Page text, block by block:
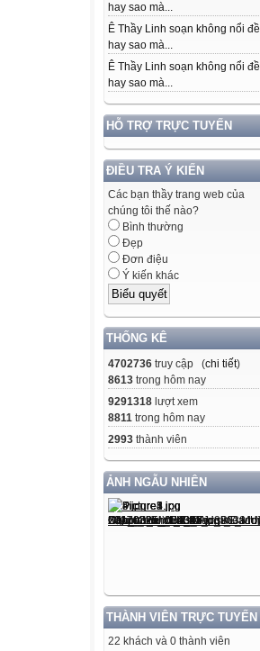
hay sao mà...
Ê Thầy Linh soạn không nổi đề
hay sao mà...
Ê Thầy Linh soạn không nổi đề
hay sao mà...
HỖ TRỢ TRỰC TUYẾN
ĐIỀU TRA Ý KIẾN
Các bạn thầy trang web của
chúng tôi thế nào?
Bình thường
Đẹp
Đơn điệu
Ý kiến khác
THỐNG KÊ
4702736 truy cập (chi tiết)
8613 trong hôm nay
9291318 lượt xem
8811 trong hôm nay
2993 thành viên
ẢNH NGẪU NHIÊN
THÀNH VIÊN TRỰC TUYẾN
22 khách và 0 thành viên